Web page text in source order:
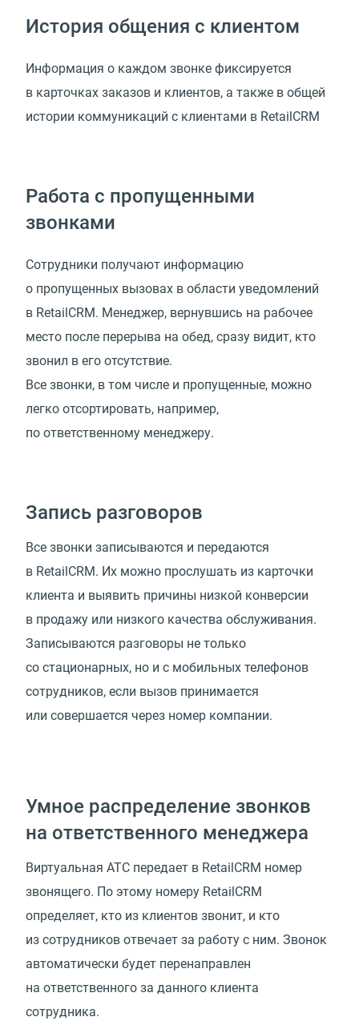
История общения с клиентом
Информация о каждом звонке фиксируется
в карточках заказов и клиентов, а также в общей
истории коммуникаций с клиентами в RetailCRM
Работа с пропущенными
звонками
Сотрудники получают информацию
о пропущенных вызовах в области уведомлений
в RetailCRM. Менеджер, вернувшись на рабочее
место после перерыва на обед, сразу видит, кто
звонил в его отсутствие.
Все звонки, в том числе и пропущенные, можно
легко отсортировать, например,
по ответственному менеджеру.
Запись разговоров
Все звонки записываются и передаются
в RetailCRM. Их можно прослушать из карточки
клиента и выявить причины низкой конверсии
в продажу или низкого качества обслуживания.
Записываются разговоры не только
со стационарных, но и с мобильных телефонов
сотрудников, если вызов принимается
или совершается через номер компании.
Умное распределение звонков
на ответственного менеджера
Виртуальная АТС передает в RetailCRM номер
звонящего. По этому номеру RetailCRM
определяет, кто из клиентов звонит, и кто
из сотрудников отвечает за работу с ним. Звонок
автоматически будет перенаправлен
на ответственного за данного клиента
сотрудника.